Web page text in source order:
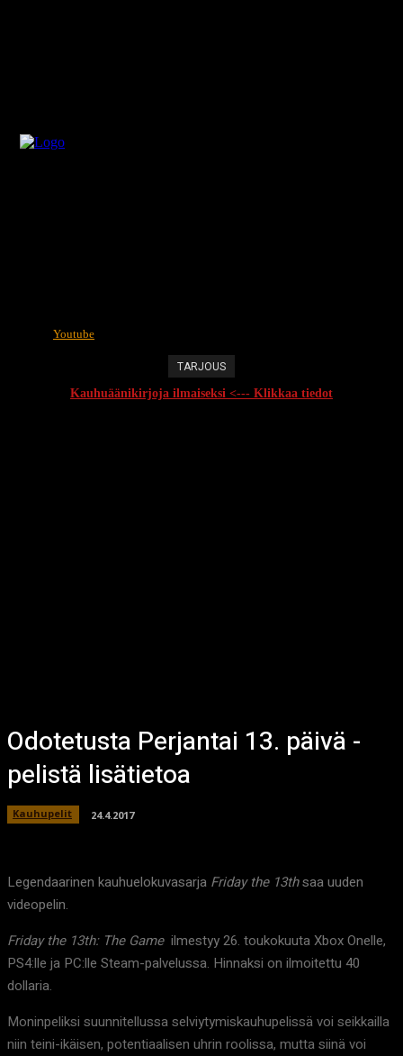
Youtube
TARJOUS
Kauhuäänikirjoja ilmaiseksi <--- Klikkaa tiedot
Odotetusta Perjantai 13. päivä -
pelistä lisätietoa
Kauhupelit 24.4.2017
Legendaarinen kauhuelokuvasarja Friday the 13thsaa uuden
videopelin.
Friday the 13th: The Game ilmestyy 26. toukokuuta Xbox Onelle,
PS4:lle ja PC:lle Steam-palvelussa. Hinnaksi on ilmoitettu 40
dollaria.
Moninpeliksi suunnitellussa selviytymiskauhupelissä voi seikkailla
niin teini-ikäisen, potentiaalisen uhrin roolissa, mutta siinä voi